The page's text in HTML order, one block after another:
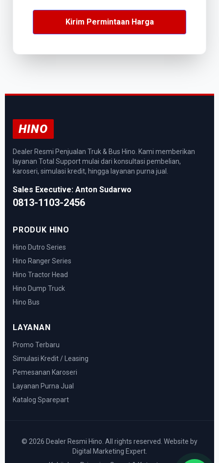
Kirim Permintaan Harga
HINO
Dealer Resmi Penjualan Truk & Bus Hino. Kami memberikan
layanan Total Support mulai dari konsultasi pembelian,
karoseri, simulasi kredit, hingga layanan purna jual.
Sales Executive: Anton Sudarwo
0813-1103-2456
PRODUK HINO
Hino Dutro Series
Hino Ranger Series
Hino Tractor Head
Hino Dump Truck
Hino Bus
LAYANAN
Promo Terbaru
Simulasi Kredit / Leasing
Pemesanan Karoseri
Layanan Purna Jual
Katalog Sparepart
© 2026 Dealer Resmi Hino. All rights reserved. Website by
Digital Marketing Expert.